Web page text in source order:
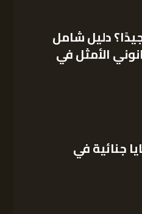
دليل شامل
الأمثل في
جنائية في